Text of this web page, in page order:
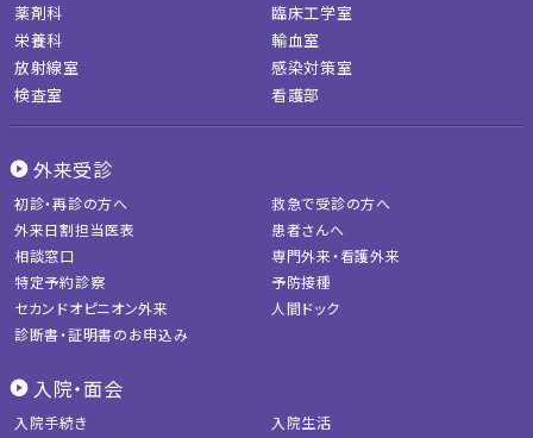
薬剤科
栄養科
放射線室
検査室
臨床工学室
輸血室
感染対策室
看護部
外来受診
初診・再診の方へ
救急で受診の方へ
外来日割担当医表
患者さんへ
相談窓口
専門外来・看護外来
特定予約診察
予防接種
セカンドオピニオン外来
人間ドック
診断書・証明書のお申込み
入院・面会
入院手続き
入院生活